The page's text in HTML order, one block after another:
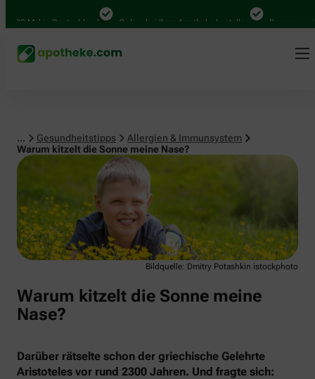
Mal in Deutschland Online bei Ihrer Apotheke bestellen Bequem
... Gesundheitstipps
Allergien & Immunsystem
Warum kitzelt die Sonne meine Nase?
Allergien & Immunsystem
Bildquelle: Dmitry Potashkin istockphoto
Warum kitzelt die Sonne meine
Nase?
Darüber rätselte schon der griechische Gelehrte
Aristoteles vor rund 2300 Jahren. Und fragte sich: